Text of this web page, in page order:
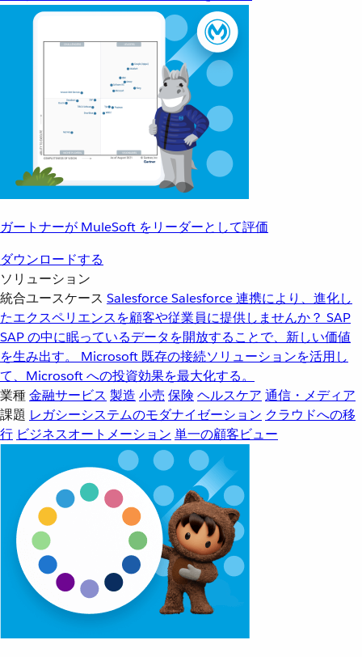
ガートナーが MuleSoft をリーダーとして評価
ダウンロードする
ソリューション
統合ユースケース SalesforceSalesforce 連携により、進化し
たエクスペリエンスを顧客や従業員に提供しませんか？ SAP
SAP の中に眠っているデータを開放することで、新しい価値
を生み出す。
Microsoft 既存の接続ソリューションを活用し
て、Microsoft への投資効果を最大化する。
業種金融サービス 製造 小売 保険 ヘルスケア 通信・メディア
課題 レガシーシステムのモダナイゼーション クラウドへの移
行 ビジネスオートメーション 単一の顧客ビュー